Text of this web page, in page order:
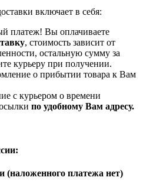
включает в себя:
платеж! Вы оплачиваете
, стоимость зависит от
остальную сумму за
курьеру при получении.
о прибытии товара к Вам
с курьером о времени
по удобному Вам адресу.
(наложенного платежа нет)